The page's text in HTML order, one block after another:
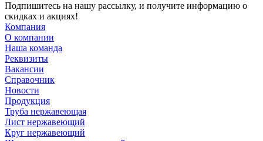
Подпишитесь на нашу рассылку, и получите информацию о
скидках и акциях!
Компания
О компании
Наша команда
Реквизиты
Вакансии
Справочник
Новости
Продукция
Труба нержавеющая
Лист нержавеющий
Круг нержавеющий